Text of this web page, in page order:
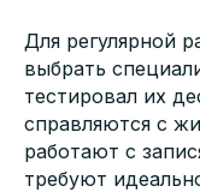
Для регулярной
выбрать
тестировал их
справляются с
работают с
требуют